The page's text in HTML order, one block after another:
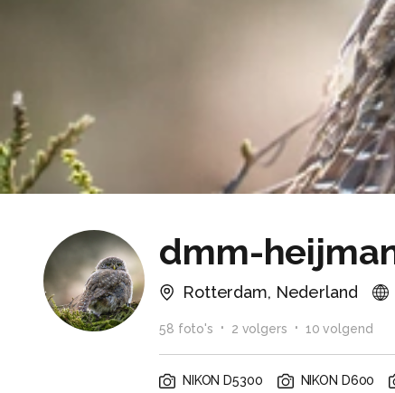
dmm-
Rotterdam, Nederland
58 foto's 2 volgers 10 volgend
NIKON D5300 NIKON D600